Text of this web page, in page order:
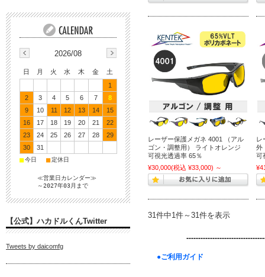
レーザー保護メガネ 4001 （アル
ゴン・調整用） ライトオレンジ
可視光透過率 65％
¥30,000(税込 ¥33,000) ～
レ
外
可
31件中1件～31件を表示
●ご利用ガイド
2026/08
日 月 火 水 木 金
土
1
2
3 4 5 6 7
8
9
10 11 12 13 14
15
16
17 18 19 20 21
22
23
24 25 26 27 28
29
30
31
■今日 ■定休日
≪営業日カレンダー≫
～2027年03月まで
【公式】ハカドルくんTwitter
Tweets by daicomfg